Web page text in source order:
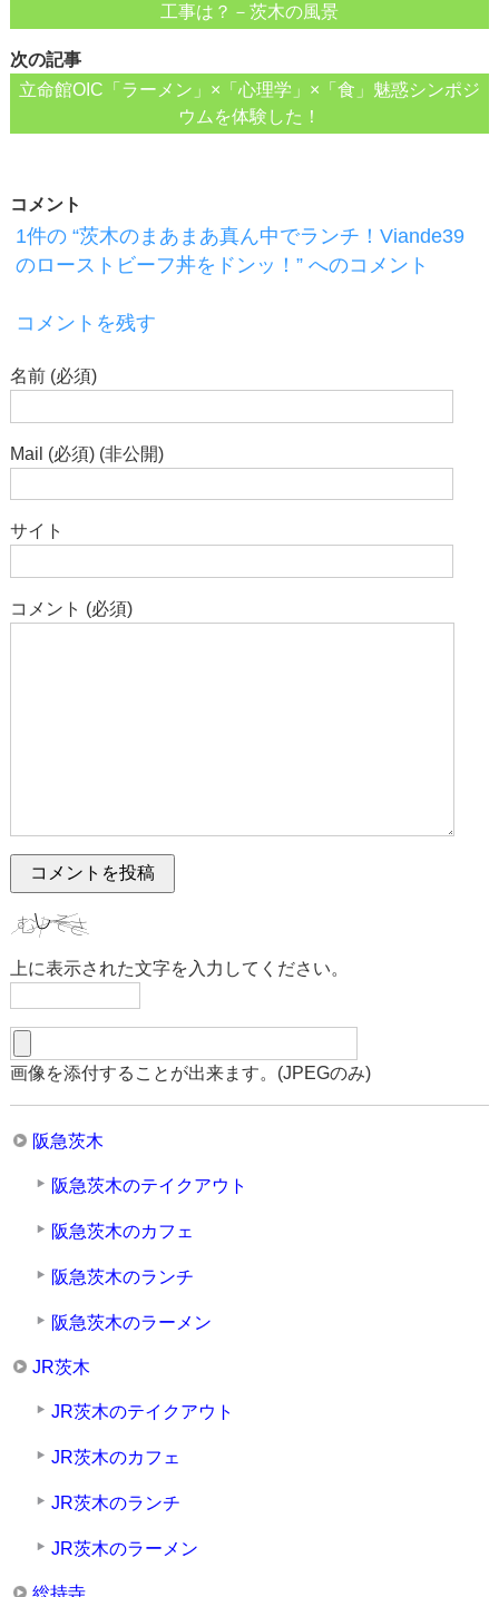
工事は？－茨木の風景
次の記事
立命館OIC「ラーメン」×「心理学」×「食」魅惑シンポジ
ウムを体験した！
コメント
1件の “茨木のまあまあ真ん中でランチ！Viande39
のローストビーフ丼をドンッ！” へのコメント
コメントを残す
名前 (必須)
Mail (必須) (非公開)
サイト
コメント (必須)
上に表示された文字を入力してください。
画像を添付することが出来ます。(JPEGのみ)
阪急茨木
阪急茨木のテイクアウト
阪急茨木のカフェ
阪急茨木のランチ
阪急茨木のラーメン
JR茨木
JR茨木のテイクアウト
JR茨木のカフェ
JR茨木のランチ
JR茨木のラーメン
総持寺